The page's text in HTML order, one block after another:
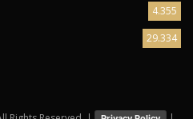
4.355
29.334